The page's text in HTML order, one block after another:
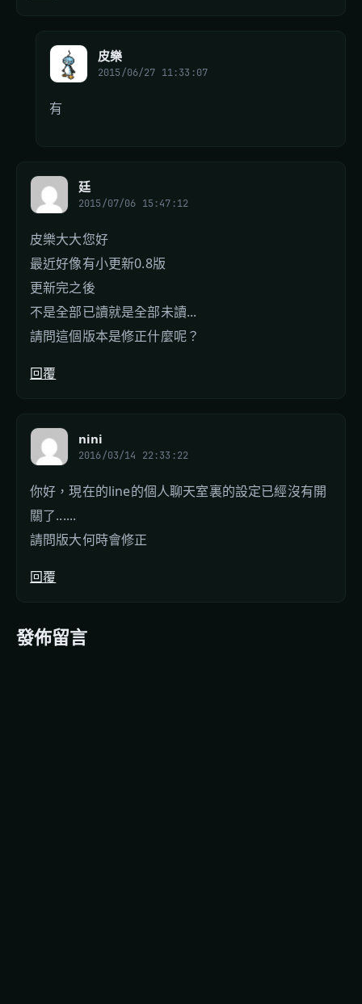
皮樂
2015/06/27 11:33:07
有
廷
2015/07/06 15:47:12
皮樂大大您好
最近好像有小更新0.8版
更新完之後
不是全部已讀就是全部未讀...
請問這個版本是修正什麼呢？
回覆
nini
2016/03/14 22:33:22
你好，現在的line的個人聊天室裏的設定已經沒有開
關了......
請問版大何時會修正
回覆
發佈留言